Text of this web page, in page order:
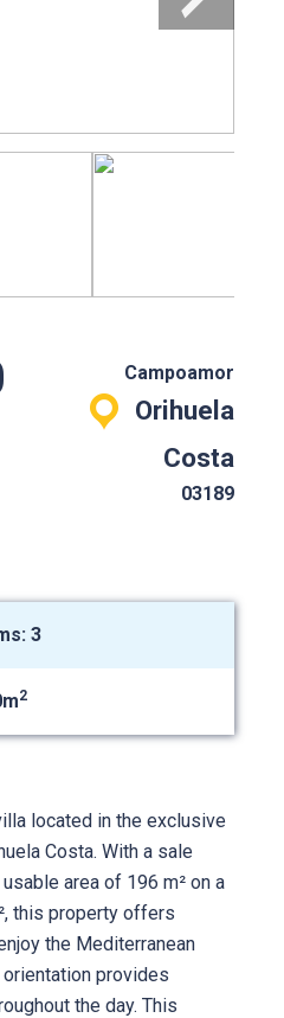
Campoamor
Orihuela
Costa
03189
3
2
located in the exclusive
Costa. With a sale
area of 196 m² on a
this property offers
the Mediterranean
provides
the day. This